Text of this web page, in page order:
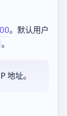
。默认用户
。
址。